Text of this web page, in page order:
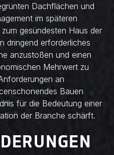
Dachflächen und
im späteren
gesündesten Haus der
dringend erforderliches
anzustoßen und einen
Mehrwert zu
an
Bauen
für die Bedeutung einer
der Branche schärft.